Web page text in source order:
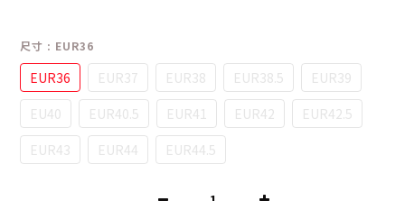
尺寸 : EUR36
EUR36 EUR37 EUR38 EUR38.5
EUR39
EU40
EUR40.5 EUR41 EUR42
EUR42.5
EUR43
EUR44 EUR44.5